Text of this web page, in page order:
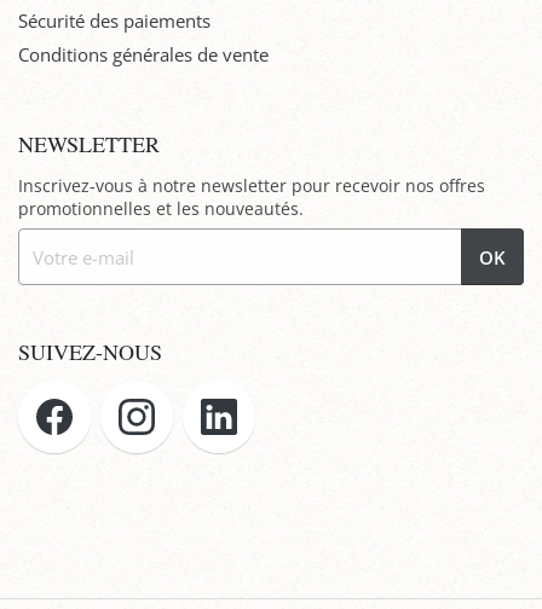
Sécurité des paiements
Conditions générales de vente
NEWSLETTER
Inscrivez-vous à notre newsletter pour recevoir nos offres
promotionnelles et les nouveautés.
OK
SUIVEZ-NOUS